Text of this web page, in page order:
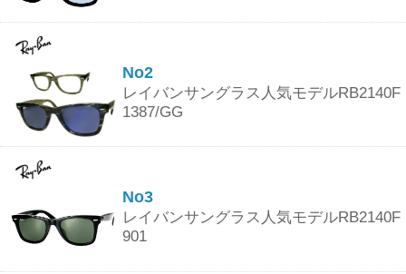
No2
レイバンサングラス人気モデルRB2140F
1387/GG
No3
レイバンサングラス人気モデルRB2140F
901